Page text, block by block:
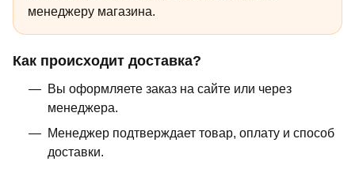
менеджеру магазина.
Как происходит доставка?
Вы оформляете заказ на сайте или через
менеджера.
Менеджер подтверждает товар, оплату и способ
доставки.